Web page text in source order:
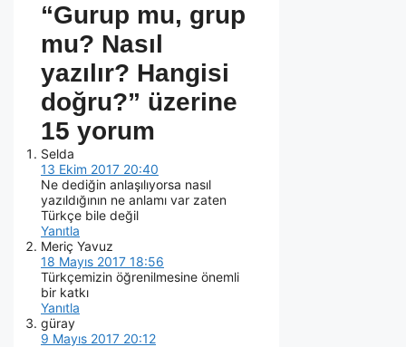
“Gurup mu, grup
mu? Nasıl
yazılır? Hangisi
doğru?” üzerine
15 yorum
Selda
13 Ekim 2017 20:40
Ne dediğin anlaşılıyorsa nasıl
yazıldığının ne anlamı var zaten
Türkçe bile değil
Yanıtla
Meriç Yavuz
18 Mayıs 2017 18:56
Türkçemizin öğrenilmesine önemli
bir katkı
Yanıtla
güray
9 Mayıs 2017 20:12